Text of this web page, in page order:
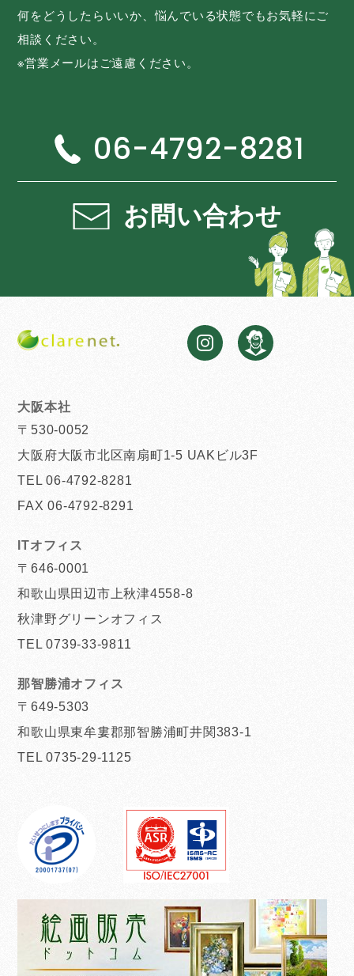
何をどうしたらいいか、悩んでいる状態でもお気軽にご
相談ください。
※営業メールはご遠慮ください。
06-4792-8281
お問い合わせ
大阪本社
〒530-0052
大阪府大阪市北区南扇町1-5 UAKビル3F
TEL 06-4792-8281
FAX 06-4792-8291
ITオフィス
〒646-0001
和歌山県田辺市上秋津4558-8
秋津野グリーンオフィス
TEL 0739-33-9811
那智勝浦オフィス
〒649-5303
和歌山県東牟婁郡那智勝浦町井関383-1
TEL 0735-29-1125